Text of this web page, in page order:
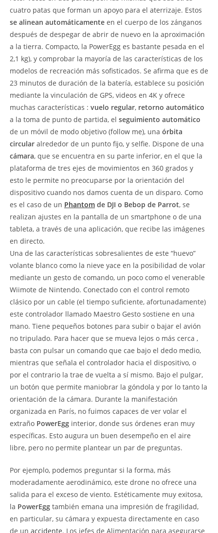
cuatro patas que forman un apoyo para el aterrizaje. Estos
se alinean automáticamente en el cuerpo de los zánganos
después de despegar de abrir de nuevo en la aproximación
a la tierra. Compacto, la PowerEgg es bastante pesada en el
2,1 kg), y comprobar la mayoría de las características de los
modelos de recreación más sofisticados. Se afirma que es de
23 minutos de duración de la batería, establece su posición
mediante la vinculación de GPS, videos en 4K y ofrece
muchas características : vuelo regular, retorno automático
a la toma de punto de partida, el seguimiento automático
de un móvil de modo objetivo (follow me), una órbita
circular alrededor de un punto fijo, y selfie. Dispone de una
cámara, que se encuentra en su parte inferior, en el que la
plataforma de tres ejes de movimientos en 360 grados y
esto le permite no preocuparse por la orientación del
dispositivo cuando nos damos cuenta de un disparo. Como
es el caso de un Phantom de DJI o Bebop de Parrot, se
realizan ajustes en la pantalla de un smartphone o de una
tableta, a través de una aplicación, que recibe las imágenes
en directo.
Una de las características sobresalientes de este “huevo”
volante blanco como la nieve yace en la posibilidad de volar
mediante un gesto de comando, un poco como el venerable
Wiimote de Nintendo. Conectado con el control remoto
clásico por un cable (el tiempo suficiente, afortunadamente)
este controlador llamado Maestro Gesto sostiene en una
mano. Tiene pequeños botones para subir o bajar el avión
no tripulado. Para hacer que se mueva lejos o más cerca ,
basta con pulsar un comando que cae bajo el dedo medio,
mientras que señala el controlador hacia el dispositivo, o
por el contrario la trae de vuelta a sí mismo. Bajo el pulgar,
un botón que permite maniobrar la góndola y por lo tanto la
orientación de la cámara. Durante la manifestación
organizada en París, no fuimos capaces de ver volar el
extraño PowerEgg interior, donde sus órdenes eran muy
específicas. Esto augura un buen desempeño en el aire
libre, pero no permite plantear un par de preguntas.
Por ejemplo, podemos preguntar si la forma, más
moderadamente aerodinámico, este drone no ofrece una
salida para el exceso de viento. Estéticamente muy exitosa,
la PowerEgg también emana una impresión de fragilidad,
en particular, su cámara y expuesta directamente en caso
de un accidente. Los jefes de Alimentación para asegurarse